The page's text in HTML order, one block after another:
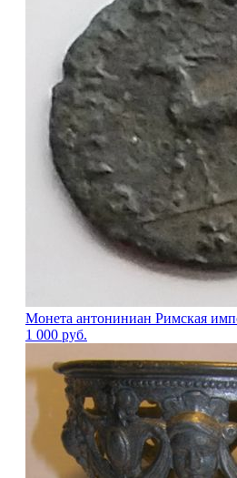
Монета антониниан Римская
1 000 руб.